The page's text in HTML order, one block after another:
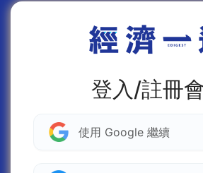
登入/註冊
使用 Google 繼續